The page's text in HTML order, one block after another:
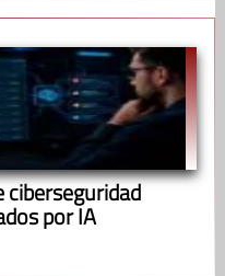
por IA